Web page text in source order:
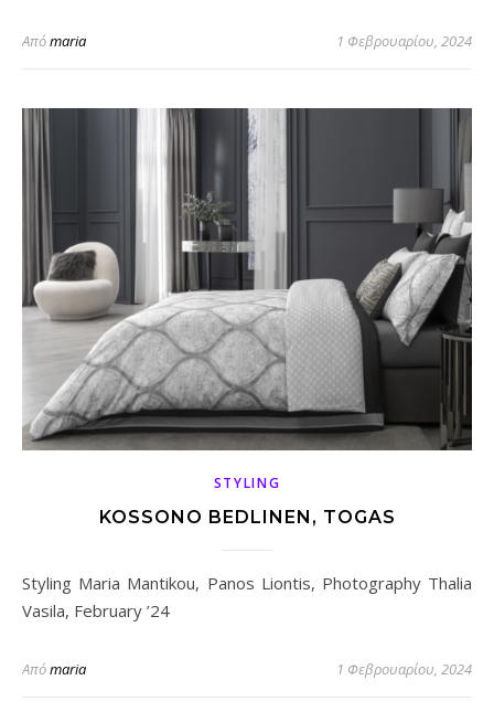
Απόmaria 1 Φεβρουαρίου, 2024
STYLING
KOSSONO BEDLINEN, TOGAS
Styling Maria Mantikou, Panos Liontis, Photography Thalia
Vasila, February ’24
Απόmaria 1 Φεβρουαρίου, 2024